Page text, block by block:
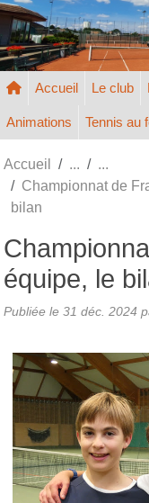
Accueil Le club
Animations Tennis au
Accueil
Championnat de
bilan
équipe, le
Publiée le 31 déc. 2024
Panneau de gestion